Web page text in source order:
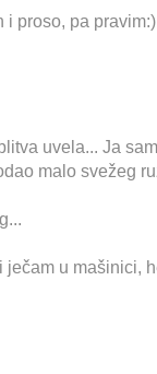
i proso, pa pravim:)
uvela... Ja
malo svežeg
u mašinici,